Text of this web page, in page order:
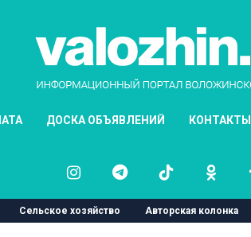
ДОСКА ОБЪЯВЛЕНИЙ КОНТАКТЫ
Сельское хозяйство Авторская колонка